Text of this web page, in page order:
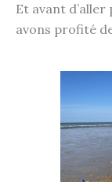
Et avant
avons profité